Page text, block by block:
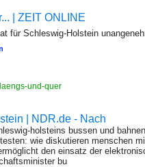
| ZEIT ONLINE
für Schleswig-Holstein
und-quer
| NDR.de - Nach
holsteins bussen und
wie diskutieren menschen
den einsatz der
bu